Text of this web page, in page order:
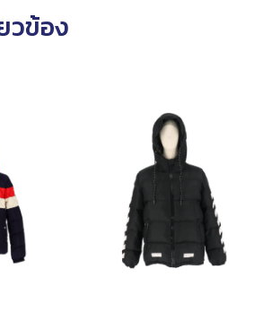
วข้อง